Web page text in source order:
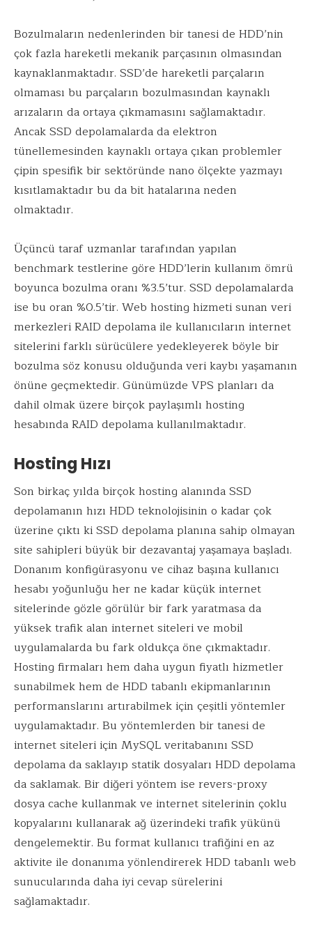
Bozulmaların nedenlerinden bir tanesi de HDD’nin
çok fazla hareketli mekanik parçasının olmasından
kaynaklanmaktadır. SSD’de hareketli parçaların
olmaması bu parçaların bozulmasından kaynaklı
arızaların da ortaya çıkmamasını sağlamaktadır.
Ancak SSD depolamalarda da elektron
tünellemesinden kaynaklı ortaya çıkan problemler
çipin spesifik bir sektöründe nano ölçekte yazmayı
kısıtlamaktadır bu da bit hatalarına neden
olmaktadır.
Üçüncü taraf uzmanlar tarafından yapılan
benchmark testlerine göre HDD’lerin kullanım ömrü
boyunca bozulma oranı %3.5’tur. SSD depolamalarda
ise bu oran %0.5’tir. Web hosting hizmeti sunan veri
merkezleri RAID depolama ile kullanıcıların internet
sitelerini farklı sürücülere yedekleyerek böyle bir
bozulma söz konusu olduğunda veri kaybı yaşamanın
önüne geçmektedir. Günümüzde VPS planları da
dahil olmak üzere birçok paylaşımlı hosting
hesabında RAID depolama kullanılmaktadır.
Hosting Hızı
Son birkaç yılda birçok hosting alanında SSD
depolamanın hızı HDD teknolojisinin o kadar çok
üzerine çıktı ki SSD depolama planına sahip olmayan
site sahipleri büyük bir dezavantaj yaşamaya başladı.
Donanım konfigürasyonu ve cihaz başına kullanıcı
hesabı yoğunluğu her ne kadar küçük internet
sitelerinde gözle görülür bir fark yaratmasa da
yüksek trafik alan internet siteleri ve mobil
uygulamalarda bu fark oldukça öne çıkmaktadır.
Hosting firmaları hem daha uygun fiyatlı hizmetler
sunabilmek hem de HDD tabanlı ekipmanlarının
performanslarını artırabilmek için çeşitli yöntemler
uygulamaktadır. Bu yöntemlerden bir tanesi de
internet siteleri için MySQL veritabanını SSD
depolama da saklayıp statik dosyaları HDD depolama
da saklamak. Bir diğeri yöntem ise revers-proxy
dosya cache kullanmak ve internet sitelerinin çoklu
kopyalarını kullanarak ağ üzerindeki trafik yükünü
dengelemektir. Bu format kullanıcı trafiğini en az
aktivite ile donanıma yönlendirerek HDD tabanlı web
sunucularında daha iyi cevap sürelerini
sağlamaktadır.